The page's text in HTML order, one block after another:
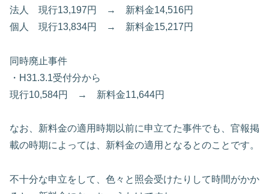
法人 現行13,197円 → 新料金14,516円
個人 現行13,834円 → 新料金15,217円
同時廃止事件
・H31.3.1受付分から
現行10,584円 → 新料金11,644円
なお、新料金の適用時期以前に申立てた事件でも、官報掲
載の時期によっては、新料金の適用となるとのことです。
不十分な申立をして、色々と照会受けたりして時間がかか